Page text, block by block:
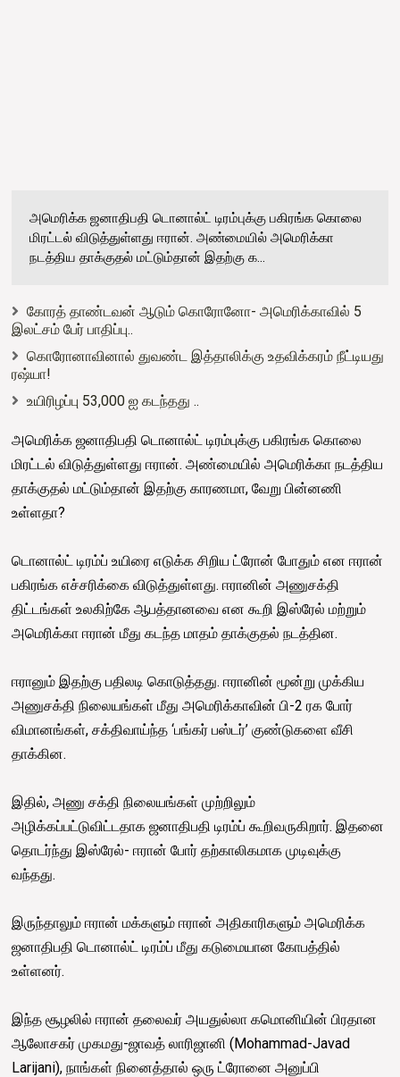
அமெரிக்க ஜனாதிபதி டொனால்ட் டிரம்புக்கு பகிரங்க கொலை
மிரட்டல் விடுத்துள்ளது ஈரான். அண்மையில் அமெரிக்கா
நடத்திய தாக்குதல் மட்டும்தான் இதற்கு க...
கோரத் தாண்டவன் ஆடும் கொரோனோ- அமெரிக்காவில் 5
இலட்சம் பேர் பாதிப்பு..
கொரோனாவினால் துவண்ட இத்தாலிக்கு உதவிக்கரம் நீட்டியது
ரஷ்யா!
உயிரிழப்பு 53,000 ஐ கடந்தது ..
அமெரிக்க ஜனாதிபதி டொனால்ட் டிரம்புக்கு பகிரங்க கொலை
மிரட்டல் விடுத்துள்ளது ஈரான். அண்மையில் அமெரிக்கா நடத்திய
தாக்குதல் மட்டும்தான் இதற்கு காரணமா, வேறு பின்னணி
உள்ளதா?
டொனால்ட் டிரம்ப் உயிரை எடுக்க சிறிய ட்ரோன் போதும் என ஈரான்
பகிரங்க எச்சரிக்கை விடுத்துள்ளது. ஈரானின் அணுசக்தி
திட்டங்கள் உலகிற்கே ஆபத்தானவை என கூறி இஸ்ரேல் மற்றும்
அமெரிக்கா ஈரான் மீது கடந்த மாதம் தாக்குதல் நடத்தின.
ஈரானும் இதற்கு பதிலடி கொடுத்தது. ஈரானின் மூன்று முக்கிய
அணுசக்தி நிலையங்கள் மீது அமெரிக்காவின் பி-2 ரக போர்
விமானங்கள், சக்திவாய்ந்த ‘பங்கர் பஸ்டர்’ குண்டுகளை வீசி
தாக்கின.
இதில், அணு சக்தி நிலையங்கள் முற்றிலும்
அழிக்கப்பட்டுவிட்டதாக ஜனாதிபதி டிரம்ப் கூறிவருகிறார். இதனை
தொடர்ந்து இஸ்ரேல்- ஈரான் போர் தற்காலிகமாக முடிவுக்கு
வந்தது.
இருந்தாலும் ஈரான் மக்களும் ஈரான் அதிகாரிகளும் அமெரிக்க
ஜனாதிபதி டொனால்ட் டிரம்ப் மீது கடுமையான கோபத்தில்
உள்ளனர்.
இந்த சூழலில் ஈரான் தலைவர் அயதுல்லா கமொனியின் பிரதான
ஆலோசகர் முகமது-ஜாவத் லாரிஜானி (Mohammad-Javad
Larijani), நாங்கள் நினைத்தால் ஒரு ட்ரோனை அனுப்பி